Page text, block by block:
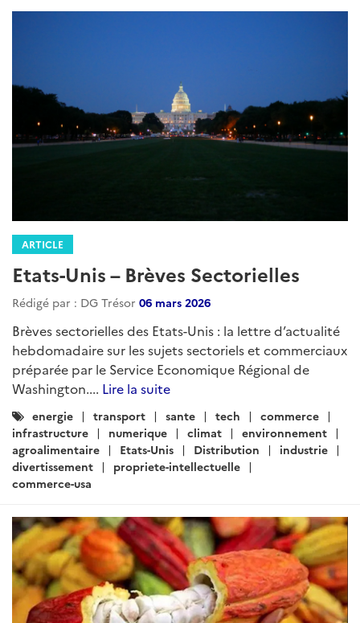
ARTICLE
Etats-Unis – Brèves Sectorielles
Rédigé par : DG Trésor23 avril 2026
Brèves sectorielles des Etats-Unis : la lettre d’actualité
hebdomadaire sur les sujets sectoriels et commerciaux
préparée par le Service Economique Régional de
Washington....Lire la suite
Catégories
:
energie transport sante
infrastructure
numerique climat
environnement
agroalimentaire
Etats-Unis Distribution
industrie
divertissement
propriete-intellectuelle
commerce-usa